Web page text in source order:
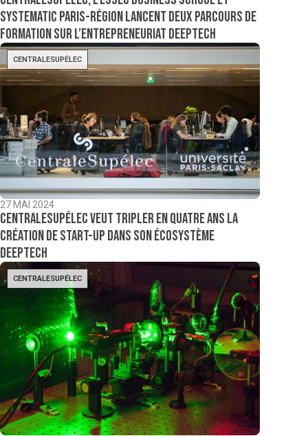
Systematic Paris-Région lancent deux parcours de
formation sur l’entrepreneuriat deeptech
CENTRALESUPÉLEC
27 MAI 2024
CentraleSupélec veut tripler en quatre ans la
création de start-up dans son écosystème
deeptech
CENTRALESUPÉLEC